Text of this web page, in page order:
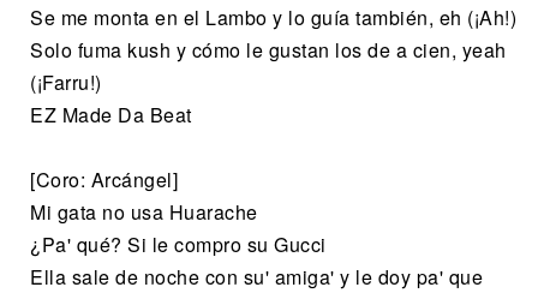
Se me monta en el Lambo y lo guía también, eh (¡Ah!)
Solo fuma kush y cómo le gustan los de a cien, yeah
(¡Farru!)
EZ Made Da Beat
[Coro: Arcángel]
Mi gata no usa Huarache
¿Pa' qué? Si le compro su Gucci
Ella sale de noche con su' amiga' y le doy pa' que